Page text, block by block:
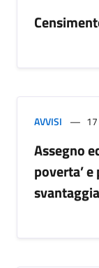
AVVISI
Assegno
poverta’